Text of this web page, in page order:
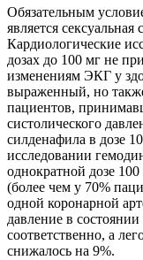
Обязательным
является
Кардиологические
дозах до 100 мг не
изменениям ЭКГ у
выраженный, но
пациентов,
систолического
силденафила в дозе
исследовании
однократной дозе
(более чем у 70%
одной коронарной
давление в
соответственно, а
снижалось на 9%.